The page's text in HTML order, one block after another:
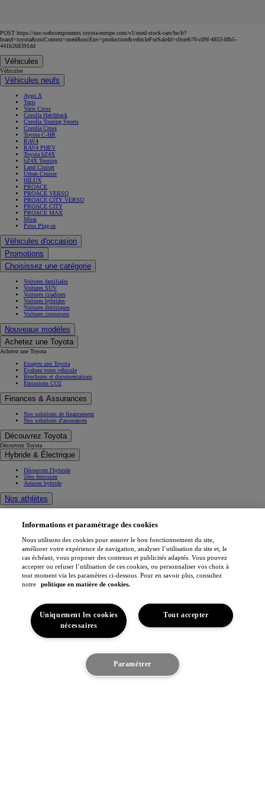
Découvrez le véhicule
POST https://usc-webcomponents.toyota-europe.com/v1/used-stock-cars/be/fr?
brand=toyota&uscContext=used&uscEnv=production&vehicleForSaleId=c0ceeb70-c09f-4853-8fb5-
441b268391dd
Véhicules
Véhicules
Véhicules neufs
Aygo X
Yaris
Yaris Cross
Corolla Hatchback
Corolla Touring Sports
Corolla Cross
Toyota C-HR
RAV4
RAV4 PHEV
Toyota bZ4X
bZ4X Touring
Land Cruiser
Urban Cruiser
HILUX
PROACE
PROACE VERSO
PROACE CITY VERSO
PROACE CITY
PROACE MAX
Mirai
Prius Plug-in
Véhicules d'occasion
Promotions
Choisissez une catégorie
Voitures familiales
Voitures SUV
Voitures citadines
Voitures hybrides
Voitures électriques
Voitures crossovers
Nouveaux modèles
Achetez une Toyota
Achetez une Toyota
Essayez une Toyota
Évaluez votre véhicule
Brochures et documentations
Émissions CO2
Finances & Assurances
Nos solutions de financement
Nos solutions d'assurances
Découvrez Toyota
Découvrez Toyota
Hybride & Électrique
Découvrez l'hybride
Zéro émission
Astuces hybride
Nos athlètes
Toyota Gazoo Racing
Toyota GR Sport
Dakar Rally
WRC - Championnat du monde des rallyes
WEC - Championnat du monde d'endurance FIA
GR H2 Racing Concept
Toyota Belgium
Espace
Pourquoi Toyota
Confort du véhicule
Toyota vision & philosophie
Informations et paramétrage des cookies
Nous utilisons des cookies pour assurer le bon fonctionnement du site,
améliorer votre expérience de navigation, analyser l’utilisation du site et, le
cas échéant, vous proposer des contenus et publicités adaptés. Vous pouvez
accepter ou refuser l’utilisation de ces cookies, ou personnaliser vos choix à
tout moment via les paramètres ci-dessous. Pour en savoir plus, consultez
notre
politique en matière de cookies.
Tout accepter
Uniquement les cookies
nécessaires
Paramétrer